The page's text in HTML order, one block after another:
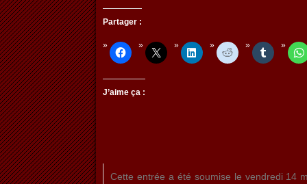
Partager :
J’aime ça :
Cette entrée a été soumise le vendredi 14